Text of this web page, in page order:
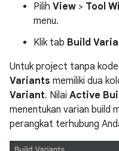
Pilih View > Tool
menu.
Klik tab Build
Untuk project tanpa
Variants memiliki dua
Variant. Nilai Active
menentukan varian build
perangkat terhubung